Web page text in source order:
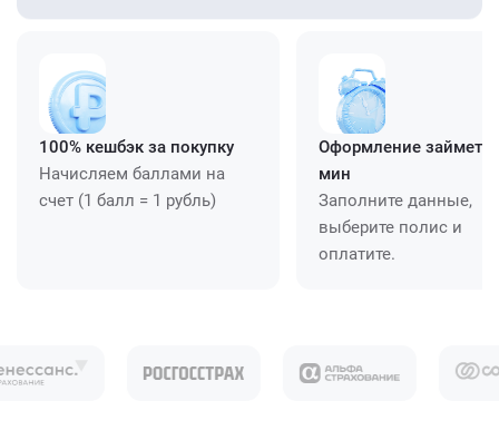
100% кешбэк за покупку
Начисляем баллами на
счет (1 балл = 1 рубль)
Оформление займет
мин
Заполните данные,
выберите полис и
оплатите.